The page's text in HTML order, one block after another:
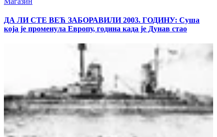
ДА ЛИ СТЕ ВЕЋ ЗАБОРАВИЛИ 2003. ГОДИНУ: Суша
која је променула Европу, година када је Дунав стао